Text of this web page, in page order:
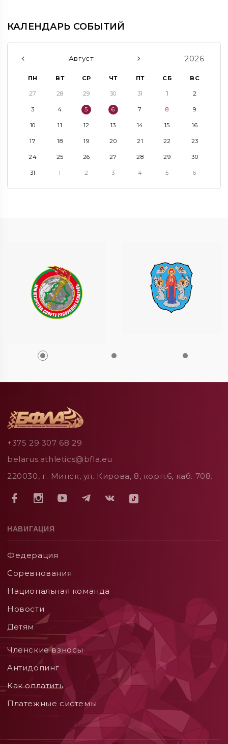
КАЛЕНДАРЬ СОБЫТИЙ
Август 2026
ПН ВТ СР ЧТ ПТ СБ ВС
27 28 29 30 31 1 2
3 4 5 6 7 8 9
10 11 12 13 14 15 16
17 18 19 20 21 22 23
24 25 26 27 28 29 30
31 1 2 3 4 5 6
+375 29 307 68 29
belarus.athletics@bfla.eu
220030, г. Минск, ул. Кирова, 8, корп.6, каб. 708.
НАВИГАЦИЯ
Федерация
Соревнования
Национальная команда
Новости
Детям
Членские взносы
Aнтидопинг
Как оплатить
Платежные системы